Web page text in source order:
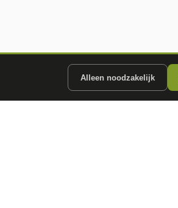
Alleen noodzakelijk